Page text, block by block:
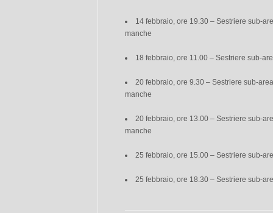
14 febbraio, ore 19.30 – Sestriere sub-
manche
18 febbraio, ore 11.00 – Sestriere sub-
20 febbraio, ore 9.30 – Sestriere sub-
manche
20 febbraio, ore 13.00 – Sestriere sub-
manche
25 febbraio, ore 15.00 – Sestriere sub-
25 febbraio, ore 18.30 – Sestriere sub-